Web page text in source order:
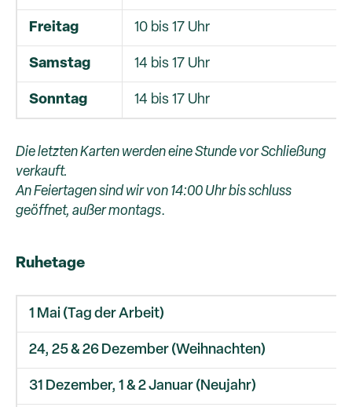
Freitag 10 bis 17 Uhr
Samstag 14 bis 17 Uhr
Sonntag 14 bis 17 Uhr
Die letzten Karten werden eine Stunde vor Schließung
verkauft.
An Feiertagen sind wir von 14:00 Uhr bis schluss
geöffnet, außer montags.
Ruhetage
1 Mai (Tag der Arbeit)
24, 25 & 26 Dezember (Weihnachten)
31 Dezember, 1 & 2 Januar (Neujahr)